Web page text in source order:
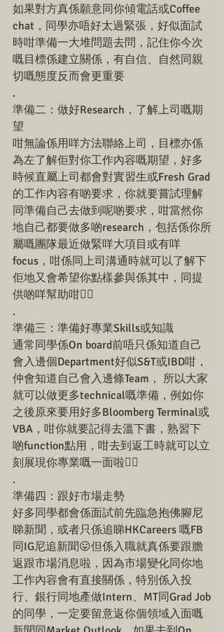
如果對方真係願意同你傾電話或Coffee
chat，同學亦唔好太過緊張，好似面試
時咁準備一大堆問題去問，記住你今次
嘅目標係建立關係，有自信、自然同親
切嘅態度反而會更重要
.
準備二：做好Research，了解上司嘅期
望
咁無論係用咩方法聯絡上司，目標亦係
為左了解佢對你工作內容嘅期望，好多
時候直屬上司都會對實習生或Fresh Grad
的工作內容有啲要求，你就要嘗試理解
同準備自己去做到呢啲要求，咁當然你
地自己都要做多啲research，包括係你所
屬嘅團隊最近做緊咩大項目或有咩
focus，咁係同上司溝通時就可以了解下
佢地又會希望你點樣參與係其中，同提
供啲咩幫助咁☝🏼
.
準備三：準備好專業Skills或知識
通常同學係On board前唔只係知道自己
會入邊個Department好似S&T或IBD咁，
仲會知道自己會入邊條Team， 所以大家
就可以做更多technical嘅準備，例如你
之後原來要用好多Bloomberg Terminal或
VBA，咁你就要記得去溫下書，熟習下
啲function點用，咁去到返工時就可以立
刻展現你專業嘅一面啦✌🏻
.
準備四：跟好市場走勢
好多同學都會係面試前先臨急抱佛腳尼
睇新聞，或者只係追睇HKCareers 嘅FB
同IG尼追新聞😛但係入職就真係要跟膽
返跟市場消息啦，因為市場變化同你地
工作內容會有直接關係，特別係入投
行、銀行同地產做Intern、MT同Grad Job
的同學，一定要留意返你個領域入面嘅